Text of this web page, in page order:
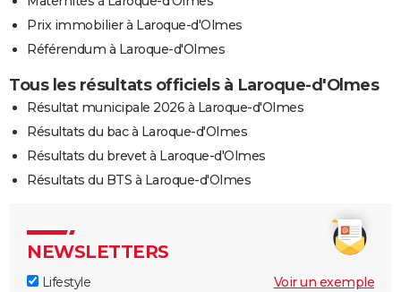
Prix immobilier à Laroque-d'Olmes
Référendum à Laroque-d'Olmes
Tous les résultats officiels à Laroque-d'Olmes
Résultat municipale 2026 à Laroque-d'Olmes
Résultats du bac à Laroque-d'Olmes
Résultats du brevet à Laroque-d'Olmes
Résultats du BTS à Laroque-d'Olmes
NEWSLETTERS
Lifestyle
Voir un exemple